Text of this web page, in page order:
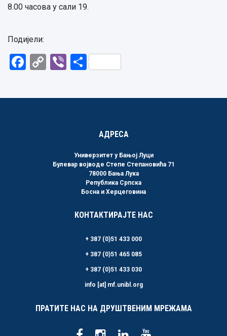
8.00 часова у сали 19.
Подијели:
Facebook
CopyViberShare
АДРЕСА
Универзитет у Бањој Луци
Булевар војводе Степе Степановића 71
78000 Бања Лука
Република Српска
Босна и Херцеговина
КОНТАКТИРАЈТЕ НАС
+ 387 (0)51 433 000
+ 387 (0)51 465 085
+ 387 (0)51 433 030
info [at] mf.unibl.org
ПРАТИТЕ НАС НА ДРУШТВЕНИМ МРЕЖАМА